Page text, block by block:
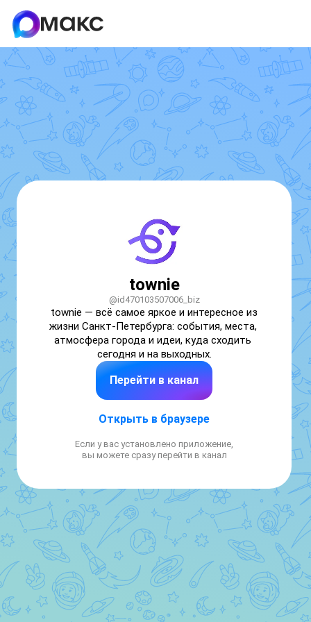
townie
@id470103507006_biz
townie — всё самое яркое и интересное из
жизни Санкт-Петербурга: события, места,
атмосфера города и идеи, куда сходить
сегодня и на выходных.
Перейти в канал
Открыть в браузере
Если у вас установлено приложение,
вы можете сразу перейти в канал